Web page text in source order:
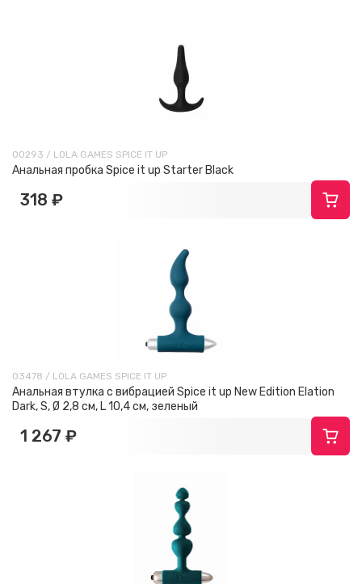
00293 / LOLA GAMES SPICE IT UP
Анальная пробка Spice it up Starter Black
318 ₽
03478 / LOLA GAMES SPICE IT UP
Анальная втулка с вибрацией Spice it up New Edition Elation
Dark, S, Ø 2,8 см, L 10,4 см, зеленый
1 267 ₽